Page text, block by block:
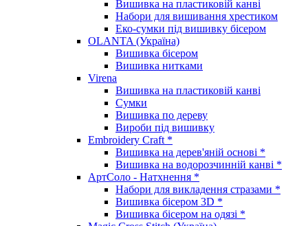
Вишивка на пластиковій канві
Набори для вишивання хрестиком
Еко-сумки під вишивку бісером
OLANTA (Україна)
Вишивка бісером
Вишивка нитками
Virena
Вишивка на пластиковій канві
Сумки
Вишивка по дереву
Вироби під вишивку
Embroidery Craft *
Вишивка на дерев'яній основі *
Вишивка на водорозчинній канві *
АртСоло - Натхнення *
Набори для викладення стразами *
Вишивка бісером 3D *
Вишивка бісером на одязі *